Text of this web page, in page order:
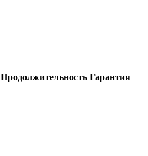
Продолжительность Гарантия